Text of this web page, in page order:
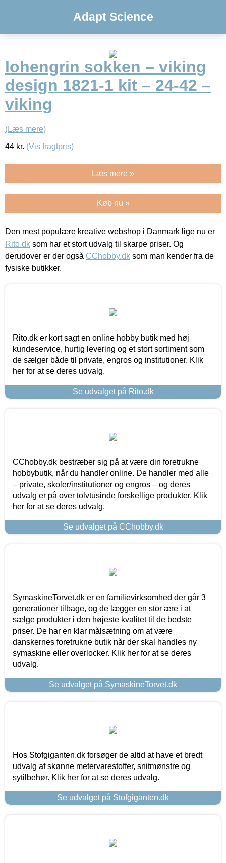
Adapt Science
lohengrin sokken – viking
design 1821-1 kit – 24-42 –
viking
(Læs mere)
44 kr. (Vis fragtpris)
Læs mere »
Køb nu »
Den mest populære kreative webshop i Danmark lige nu er
Rito.dk som har et stort udvalg til skarpe priser. Og
derudover er der også CChobby.dk som man kender fra de
fysiske butikker.
Rito.dk er kort sagt en online hobby butik med høj
kundeservice, hurtig levering og et stort sortiment som
de sælger både til private, engros og institutioner. Klik
her for at se deres udvalg.
Se udvalget på Rito.dk
CChobby.dk bestræber sig på at være din foretrukne
hobbybutik, når du handler online. De handler med alle
– private, skoler/institutioner og engros – og deres
udvalg er på over tolvtusinde forskellige produkter. Klik
her for at se deres udvalg.
Se udvalget på CChobby.dk
SymaskineTorvet.dk er en familievirksomhed der går 3
generationer tilbage, og de lægger en stor ære i at
sælge produkter i den højeste kvalitet til de bedste
priser. De har en klar målsætning om at være
danskernes foretrukne butik når der skal handles ny
symaskine eller overlocker. Klik her for at se deres
udvalg.
Se udvalget på SymaskineTorvet.dk
Hos Stofgiganten.dk forsøger de altid at have et bredt
udvalg af skønne metervarestoffer, snitmønstre og
sytilbehør. Klik her for at se deres udvalg.
Se udvalget på Stofgiganten.dk